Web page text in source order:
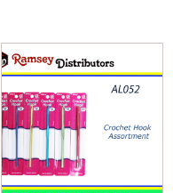
52405
-
6236
Knitting
Needles
Assortment
quantity